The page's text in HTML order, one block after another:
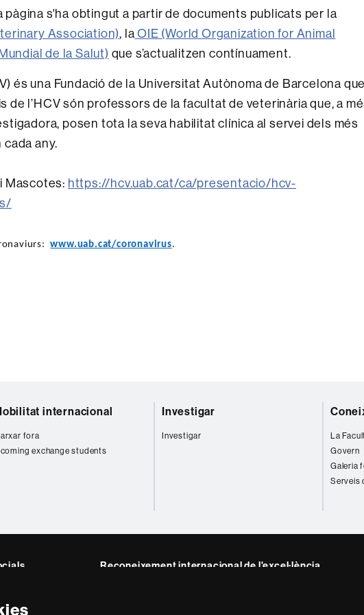
pàgina s'ha obtingut a partir de documents publicats per la
Association), la OIE (World Organization for Animal
de la Salut) que s’actualitzen contínuament.
és una Fundació de la Universitat Autònoma de Barcelona
de l’HCV són professors de la facultat de veterinària que, a
posen tota la seva habilitat clínica al servei dels més
any.
Mascotes: https://hcv.uab.cat/ca/presentacio/hcv-
www.uab.cat/coronavirus.
internacional
fora
exchange students
Investigar
Investigar
La
Govern
Galeria
Serveis
Reconeixement internacional de l'excel·lència